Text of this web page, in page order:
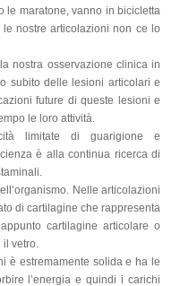
le maratone, vanno in bicicletta
nostre articolazioni non ce lo
nostra osservazione clinica in
subito delle lesioni articolari e
future di queste lesioni e
le loro attività.
limitate di guarigione e
è alla continua ricerca di
Nelle articolazioni
di cartilagine che rappresenta
cartilagine articolare o
il vetro.
è estremamente solida e ha le
l’energia e quindi i carichi